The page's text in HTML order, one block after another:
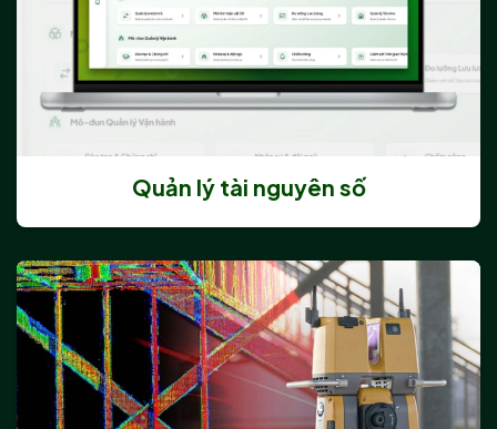
Quản lý tài nguyên số